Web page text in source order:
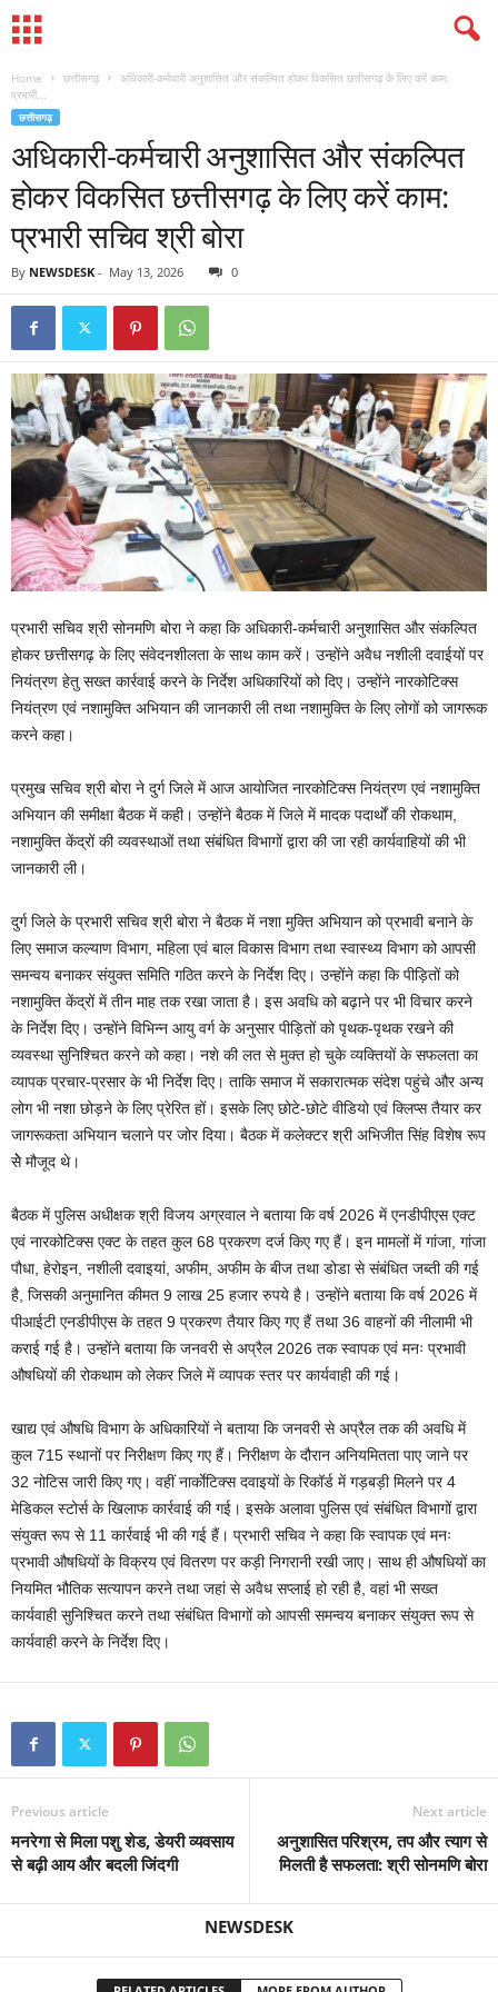
Home छत्तीसगढ़
अधिकारी-कर्मचारी अनुशासित और संकल्पित होकर विकसित छत्तीसगढ़ के लिए करें काम:
प्रभारी...
छत्तीसगढ़
अधिकारी-कर्मचारी अनुशासित और संकल्पित
होकर विकसित छत्तीसगढ़ के लिए करें काम:
प्रभारी सचिव श्री बोरा
By NEWSDESK - May 13, 2026 0
प्रभारी सचिव श्री सोनमणि बोरा ने कहा कि अधिकारी-कर्मचारी अनुशासित और संकल्पित
होकर छत्तीसगढ़ के लिए संवेदनशीलता के साथ काम करें। उन्होंने अवैध नशीली दवाईयों पर
नियंत्रण हेतु सख्त कार्रवाई करने के निर्देश अधिकारियों को दिए। उन्होंने नारकोटिक्स
नियंत्रण एवं नशामुक्ति अभियान की जानकारी ली तथा नशामुक्ति के लिए लोगों को जागरूक
करने कहा।
प्रमुख सचिव श्री बोरा ने दुर्ग जिले में आज आयोजित नारकोटिक्स नियंत्रण एवं नशामुक्ति
अभियान की समीक्षा बैठक में कही। उन्होंने बैठक में जिले में मादक पदार्थों की रोकथाम,
नशामुक्ति केंद्रों की व्यवस्थाओं तथा संबंधित विभागों द्वारा की जा रही कार्यवाहियों की भी
जानकारी ली।
दुर्ग जिले के प्रभारी सचिव श्री बोरा ने बैठक में नशा मुक्ति अभियान को प्रभावी बनाने के
लिए समाज कल्याण विभाग, महिला एवं बाल विकास विभाग तथा स्वास्थ्य विभाग को आपसी
समन्वय बनाकर संयुक्त समिति गठित करने के निर्देश दिए। उन्होंने कहा कि पीड़ितों को
नशामुक्ति केंद्रों में तीन माह तक रखा जाता है। इस अवधि को बढ़ाने पर भी विचार करने
के निर्देश दिए। उन्होंने विभिन्न आयु वर्ग के अनुसार पीड़ितों को पृथक-पृथक रखने की
व्यवस्था सुनिश्चित करने को कहा। नशे की लत से मुक्त हो चुके व्यक्तियों के सफलता का
व्यापक प्रचार-प्रसार के भी निर्देश दिए। ताकि समाज में सकारात्मक संदेश पहुंचे और अन्य
लोग भी नशा छोड़ने के लिए प्रेरित हों। इसके लिए छोटे-छोटे वीडियो एवं क्लिप्स तैयार कर
जागरूकता अभियान चलाने पर जोर दिया। बैठक में कलेक्टर श्री अभिजीत सिंह विशेष रूप
सेेे मौजूद थे।
बैठक में पुलिस अधीक्षक श्री विजय अग्रवाल ने बताया कि वर्ष 2026 में एनडीपीएस एक्ट
एवं नारकोटिक्स एक्ट के तहत कुल 68 प्रकरण दर्ज किए गए हैं। इन मामलों में गांजा, गांजा
पौधा, हेरोइन, नशीली दवाइयां, अफीम, अफीम के बीज तथा डोडा से संबंधित जब्ती की गई
है, जिसकी अनुमानित कीमत 9 लाख 25 हजार रुपये है। उन्होंने बताया कि वर्ष 2026 में
पीआईटी एनडीपीएस के तहत 9 प्रकरण तैयार किए गए हैं तथा 36 वाहनों की नीलामी भी
कराई गई है। उन्होंने बताया कि जनवरी से अप्रैल 2026 तक स्वापक एवं मनः प्रभावी
औषधियों की रोकथाम को लेकर जिले में व्यापक स्तर पर कार्यवाही की गई।
खाद्य एवं औषधि विभाग के अधिकारियों ने बताया कि जनवरी से अप्रैल तक की अवधि में
कुल 715 स्थानों पर निरीक्षण किए गए हैं। निरीक्षण के दौरान अनियमितता पाए जाने पर
32 नोटिस जारी किए गए। वहीं नार्काेटिक्स दवाइयों के रिकॉर्ड में गड़बड़ी मिलने पर 4
मेडिकल स्टोर्स के खिलाफ कार्रवाई की गई। इसके अलावा पुलिस एवं संबंधित विभागों द्वारा
संयुक्त रूप से 11 कार्रवाई भी की गई हैं। प्रभारी सचिव ने कहा कि स्वापक एवं मनः
प्रभावी औषधियों के विक्रय एवं वितरण पर कड़ी निगरानी रखी जाए। साथ ही औषधियों का
नियमित भौतिक सत्यापन करने तथा जहां से अवैध सप्लाई हो रही है, वहां भी सख्त
कार्यवाही सुनिश्चित करने तथा संबंधित विभागों को आपसी समन्वय बनाकर संयुक्त रूप से
कार्यवाही करने के निर्देश दिए।
Previous article
मनरेगा से मिला पशु शेड, डेयरी व्यवसाय
से बढ़ी आय और बदली जिंदगी
Next article
अनुशासित परिश्रम, तप और त्याग से
मिलती है सफलता: श्री सोनमणि बोरा
NEWSDESK